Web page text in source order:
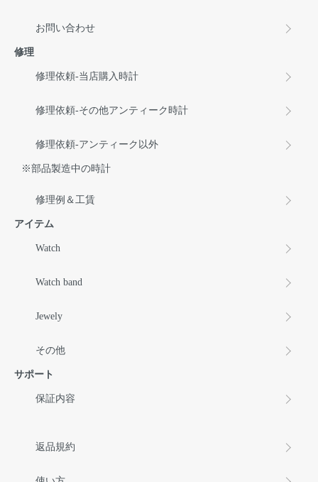
お問い合わせ
修理
修理依頼-当店購入時計
修理依頼-その他アンティーク時計
修理依頼-アンティーク以外
※部品製造中の時計
修理例＆工賃
アイテム
Watch
Watch band
Jewely
その他
サポート
保証内容
返品規約